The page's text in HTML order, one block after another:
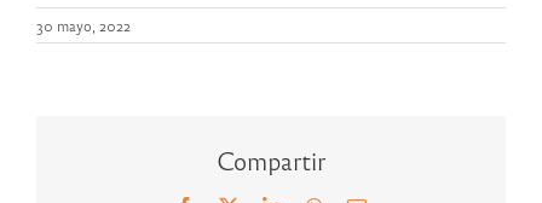
30 mayo, 2022
Compartir